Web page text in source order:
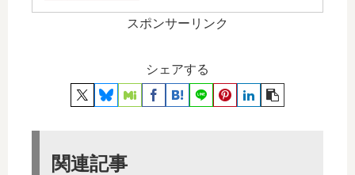
スポンサーリンク
シェアする
関連記事